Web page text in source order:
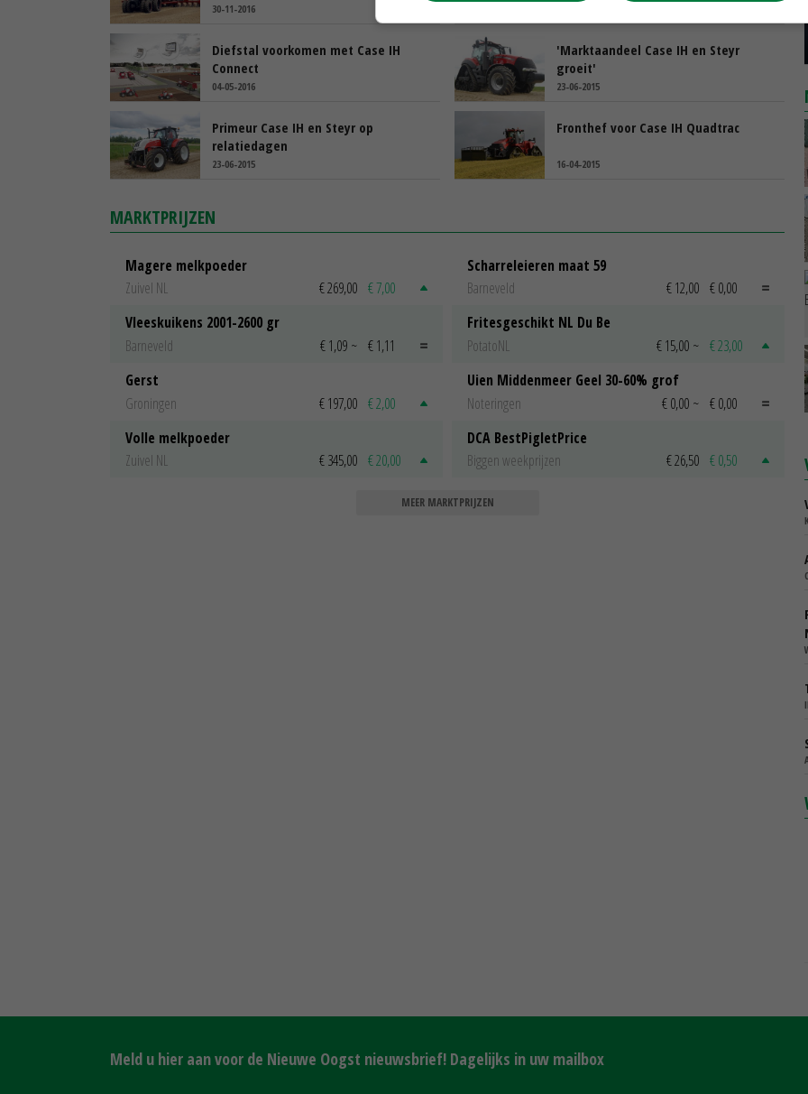
30-11-2016
Diefstal voorkomen met Case IH
Connect
04-05-2016
'Marktaandeel Case IH en Steyr
groeit'
23-06-2015
Primeur Case IH en Steyr op
relatiedagen
23-06-2015
Fronthef voor Case IH Quadtrac
16-04-2015
MARKTPRIJZEN
Magere melkpoeder
Zuivel NL
€ 269,00 € 7,00
Vleeskuikens 2001-2600 gr
Barneveld
€ 1,09 ~ € 1,11
Gerst
Groningen
€ 197,00 € 2,00
Volle melkpoeder
Zuivel NL
€ 345,00 € 20,00
Scharreleieren maat 59
Barneveld
€ 12,00 € 0,00
Fritesgeschikt NL Du Be
PotatoNL
€ 15,00 ~ € 23,00
Uien Middenmeer Geel 30-60% grof
Noteringen
€ 0,00 ~ € 0,00
DCA BestPigletPrice
Biggen weekprijzen
€ 26,50 € 0,50
MEER MARKTPRIJZEN
Meld u hier aan voor de Nieuwe Oogst nieuwsbrief! Dagelijks in uw mailbox